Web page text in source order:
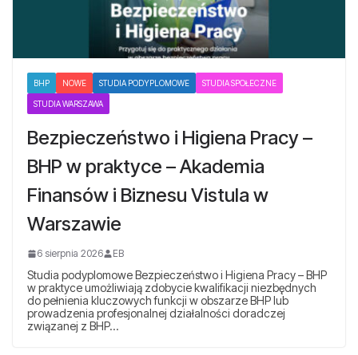
BHP NOWE STUDIA PODYPLOMOWE STUDIA SPOŁECZNE
STUDIA WARSZAWA
Bezpieczeństwo i Higiena Pracy –
BHP w praktyce – Akademia
Finansów i Biznesu Vistula w
Warszawie
6 sierpnia 2026 EB
Studia podyplomowe Bezpieczeństwo i Higiena Pracy – BHP
w praktyce umożliwiają zdobycie kwalifikacji niezbędnych
do pełnienia kluczowych funkcji w obszarze BHP lub
prowadzenia profesjonalnej działalności doradczej
związanej z BHP…